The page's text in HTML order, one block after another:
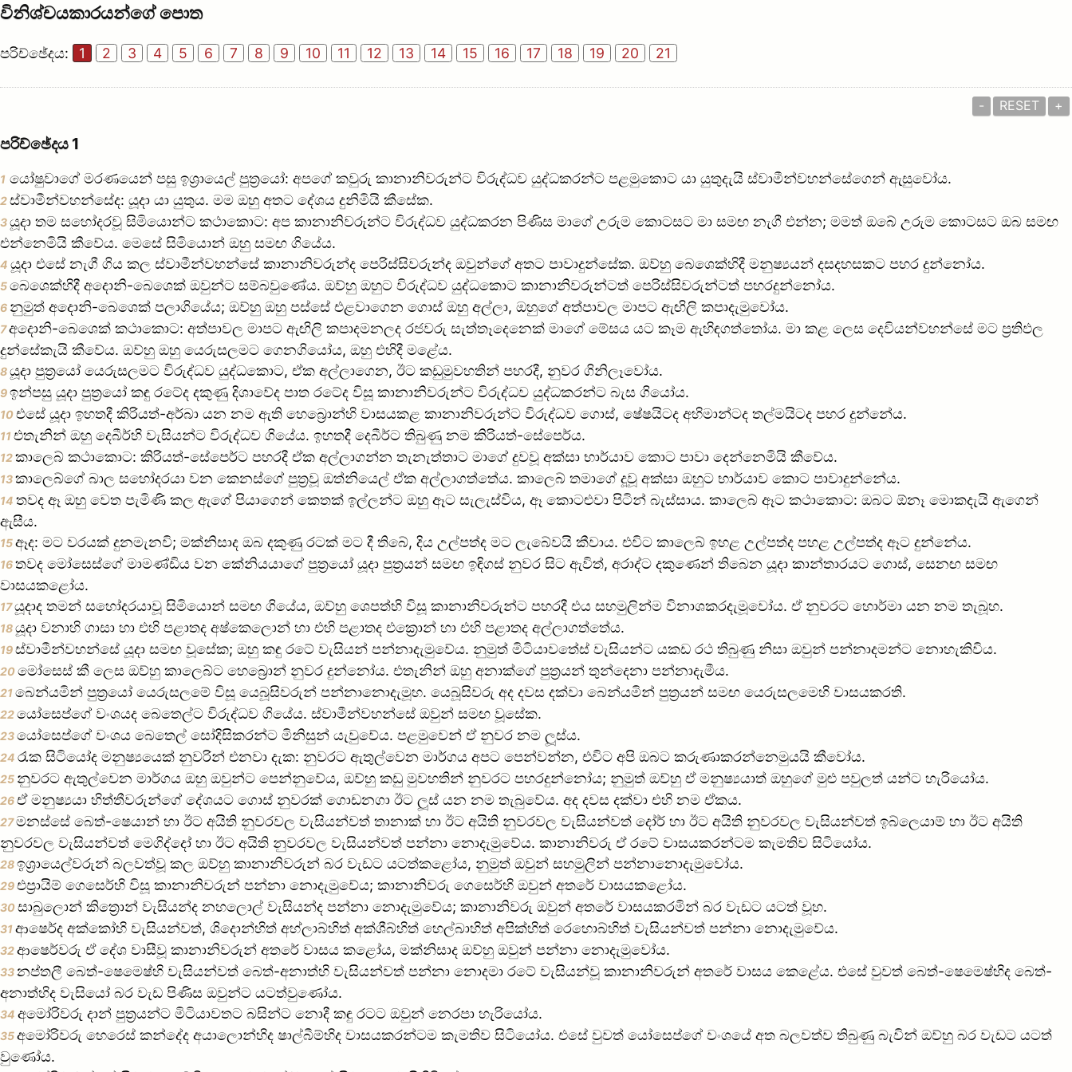
විනිශ්චයකාරයන්ගේ පොත
පරිච්ඡේදය: 1 2 3 4 5 6 7 8 9 10 11 12 13 14 15 16 17 18 19 20 21
- RESET +
පරිච්ඡේදය 1
1 යෝෂුවාගේ මරණයෙන් පසු ඉශ්‍රායෙල් පුත්‍රයෝ: අපගේ කවුරු කානානිවරුන්ට විරුද්ධව යුද්ධකරන්ට පළමුකොට යා යුතුදැයි ස්වාමීන්වහන්සේගෙන් ඇසුවෝය.
2ස්වාමීන්වහන්සේද: යූදා යා යුතුය. මම ඔහු අතට දේශය දුනිමියි කීසේක.
3යූදා තම සහෝදරවූ සිමියොන්ට කථාකොට: අප කානානිවරුන්ට විරුද්ධව යුද්ධකරන පිණිස මාගේ උරුම කොටසට මා සමඟ නැගී එන්න; මමත් ඔබේ උරුම කොටසට ඔබ සමඟ
එන්නෙමියි කීවේය. මෙසේ සිමියොන් ඔහු සමඟ ගියේය.
4 යූදා එසේ නැගී ගිය කල ස්වාමීන්වහන්සේ කානානිවරුන්ද පෙරිස්සිවරුන්ද ඔවුන්ගේ අතට පාවාදුන්සේක. ඔව්හු බෙශෙක්හිදී මනුෂ්‍යයන් දසදහසකට පහර දුන්නෝය.
5බෙශෙක්හිදී අදොනි-බෙශෙක් ඔවුන්ට සම්බවුණේය. ඔව්හු ඔහුට විරුද්ධව යුද්ධකොට කානානිවරුන්ටත් පෙරිස්සිවරුන්ටත් පහරදුන්නෝය.
6නුමුත් අදොනි-බෙශෙක් පලාගියේය; ඔව්හු ඔහු පස්සේ එළවාගෙන ගොස් ඔහු අල්ලා, ඔහුගේ අත්පාවල මාපට ඇඟිලි කපාදැමුවෝය.
7අදොනි-බෙශෙක් කථාකොට: අත්පාවල මාපට ඇඟිලි කපාදමනලද රජවරු සැත්තෑදෙනෙක් මාගේ මේසය යට කෑම ඇහිඳගත්තෝය. මා කළ ලෙස දෙවියන්වහන්සේ මට ප්‍රතිඵල
දුන්සේකැයි කීවේය. ඔව්හු ඔහු යෙරුසලමට ගෙනගියෝය, ඔහු එහිදී මළේය.
8යූදා පුත්‍රයෝ යෙරුසලමට විරුද්ධව යුද්ධකොට, ඒක අල්ලාගෙන, ඊට කඩුමුවහතින් පහරදී, නුවර ගිනිලෑවෝය.
9ඉන්පසු යූදා පුත්‍රයෝ කඳු රටේද දකුණු දිශාවේද පාත රටේද විසූ කානානිවරුන්ට විරුද්ධව යුද්ධකරන්ට බැස ගියෝය.
10එසේ යූදා ඉහතදී කිරියත්-අර්බා යන නම ඇති හෙබ්‍රොන්හි වාසයකළ කානානිවරුන්ට විරුද්ධව ගොස්, ෂේෂයිටද අහිමාන්ටද තල්මයිටද පහර දුන්නේය.
11එතැනින් ඔහු දෙබීර්හි වැසියන්ට විරුද්ධව ගියේය. ඉහතදී දෙබීර්ට තිබුණු නම කිරියත්-සේපෙර්ය.
12කාලෙබ් කථාකොට: කිරියත්-සේපෙර්ට පහරදී ඒක අල්ලාගන්න තැනැත්තාට මාගේ දුවවූ අක්සා භාර්යාව කොට පාවා දෙන්නෙමියි කීවේය.
13කාලෙබ්ගේ බාල සහෝදරයා වන කෙනස්ගේ පුත්‍රවූ ඔත්නියෙල් ඒක අල්ලාගත්තේය. කාලෙබ් තමාගේ දූවූ අක්සා ඔහුට භාර්යාව කොට පාවාදුන්නේය.
14 තවද ඈ ඔහු වෙත පැමිණි කල ඇගේ පියාගෙන් කෙතක් ඉල්ලන්ට ඔහු ඈට සැලැස්විය, ඈ කොටළුවා පිටින් බැස්සාය. කාලෙබ් ඈට කථාකොට: ඔබට ඕනෑ මොකදැයි ඇගෙන්
ඇසීය.
15ඈද: මට වරයක් දුනමැනවි; මක්නිසාද ඔබ දකුණු රටක් මට දී තිබේ, දිය උල්පත්ද මට ලැබේවයි කීවාය. එවිට කාලෙබ් ඉහළ උල්පත්ද පහළ උල්පත්ද ඈට දුන්නේය.
16තවද මෝසෙස්ගේ මාමණ්ඩිය වන කේනියයාගේ පුත්‍රයෝ යූදා පුත්‍රයන් සමඟ ඉඳිගස් නුවර සිට ඇවිත්, අරාද්ට දකුණෙන් තිබෙන යූදා කාන්තාරයට ගොස්, සෙනඟ සමඟ
වාසයකළෝය.
17යූදාද තමන් සහෝදරයාවූ සිමියොන් සමඟ ගියේය, ඔව්හු ශෙපත්හි විසූ කානානිවරුන්ට පහරදී එය සහමුලින්ම විනාශකරදැමූවෝය. ඒ නුවරට හොර්මා යන නම තැබූහ.
18යූදා වනාහි ගාසා හා එහි පළාතද අෂ්කෙලොන් හා එහි පළාතද එක්‍රොන් හා එහි පළාතද අල්ලාගත්තේය.
19ස්වාමීන්වහන්සේ යූදා සමඟ වූසේක; ඔහු කඳු රටේ වැසියන් පන්නාදැමුවේය. නුමුත් මිටියාවතේස් වැසියන්ට යකඩ රථ තිබුණු නිසා ඔවුන් පන්නාදමන්ට නොහැකිවිය.
20මෝසෙස් කී ලෙස ඔව්හු කාලෙබ්ට හෙබ්‍රොන් නුවර දුන්නෝය. එතැනින් ඔහු අනාක්ගේ පුත්‍රයන් තුන්දෙනා පන්නාදැමීය.
21බෙන්යමින් පුත්‍රයෝ යෙරුසලමේ විසූ යෙබූසිවරුන් පන්නානොදැමූහ. යෙබූසිවරු අද දවස දක්වා බෙන්යමින් පුත්‍රයන් සමඟ යෙරුසලමෙහි වාසයකරති.
22යෝසෙප්ගේ වංශයද බෙතෙල්ට විරුද්ධව ගියේය. ස්වාමීන්වහන්සේ ඔවුන් සමඟ වූසේක.
23යෝසෙප්ගේ වංශය බෙතෙල් සෝදිසිකරන්ට මිනිසුන් යැවුවේය. පළමුවෙන් ඒ නුවර නම ලූස්ය.
24 රැක සිටියෝද මනුෂ්‍යයෙක් නුවරින් එනවා දැක: නුවරට ඇතුල්වෙන මාර්ගය අපට පෙන්වන්න, එවිට අපි ඔබට කරුණාකරන්නෙමුයයි කීවෝය.
25නුවරට ඇතුල්වෙන මාර්ගය ඔහු ඔවුන්ට පෙන්නුවේය, ඔව්හු කඩු මුවහතින් නුවරට පහරදුන්නෝය; නුමුත් ඔව්හු ඒ මනුෂ්‍යයාත් ඔහුගේ මුළු පවුලත් යන්ට හැරියෝය.
26ඒ මනුෂ්‍යයා හිත්තීවරුන්ගේ දේශයට ගොස් නුවරක් ගොඩනගා ඊට ලූස් යන නම තැබුවේය. අද දවස දක්වා එහි නම ඒකය.
27මනස්සේ බෙත්-ෂෙයාන් හා ඊට අයිති නුවරවල වැසියන්වත් තානාක් හා ඊට අයිති නුවරවල වැසියන්වත් දෝර් හා ඊට අයිති නුවරවල වැසියන්වත් ඉබ්ලෙයාම් හා ඊට අයිති
නුවරවල වැසියන්වත් මෙගිද්දෝ හා ඊට අයිති නුවරවල වැසියන්වත් පන්නා නොදැමුවේය. කානානිවරු ඒ රටේ වාසයකරන්ටම කැමතිව සිටියෝය.
28ඉශ්‍රායෙල්වරුන් බලවත්වූ කල ඔව්හු කානානිවරුන් බර වැඩට යටත්කළෝය, නුමුත් ඔවුන් සහමුලින් පන්නානොදැමුවෝය.
29එප්‍රායිම් ගෙසෙර්හි විසූ කානානිවරුන් පන්නා නොදැමුවේය; කානානිවරු ගෙසෙර්හි ඔවුන් අතරේ වාසයකළෝය.
30සාබුලොන් කිත්‍රොන් වැසියන්ද නහලොල් වැසියන්ද පන්නා නොදැමුවේය; කානානිවරු ඔවුන් අතරේ වාසයකරමින් බර වැඩට යටත් වූහ.
31ආෂෙර්ද අක්කෝහි වැසියන්වත්, ශිදොන්හිත් අහ්ලාබ්හිත් අක්ශීබ්හිත් හෙල්බාහිත් අපික්හිත් රෙහොබ්හිත් වැසියන්වත් පන්නා නොදැමුවේය.
32ආෂෙර්වරු ඒ දේශ වාසීවූ කානානිවරුන් අතරේ වාසය කළෝය, මක්නිසාද ඔව්හු ඔවුන් පන්නා නොදැමුවෝය.
33නප්තලී බෙත්-ෂෙමෙෂ්හි වැසියන්වත් බෙත්-අනාත්හි වැසියන්වත් පන්නා නොදමා රටේ වැසියන්වූ කානානිවරුන් අතරේ වාසය කෙළේය. එසේ වුවත් බෙත්-ෂෙමෙෂ්හිද බෙත්-
අනාත්හිද වැසියෝ බර වැඩ පිණිස ඔවුන්ට යටත්වුණෝය.
34 අමෝරිවරු දාන් පුත්‍රයන්ට මිටියාවතට බසින්ට නොදී කඳු රටට ඔවුන් නෙරපා හැරියෝය.
35අමෝරිවරු හෙරෙස් කන්දේද අයාලොන්හිද ෂාල්බීම්හිද වාසයකරන්ටම කැමතිව සිටියෝය. එසේ වුවත් යෝසෙප්ගේ වංශයේ අත බලවත්ව තිබුණු බැවින් ඔව්හු බර වැඩට යටත්
වුණෝය.